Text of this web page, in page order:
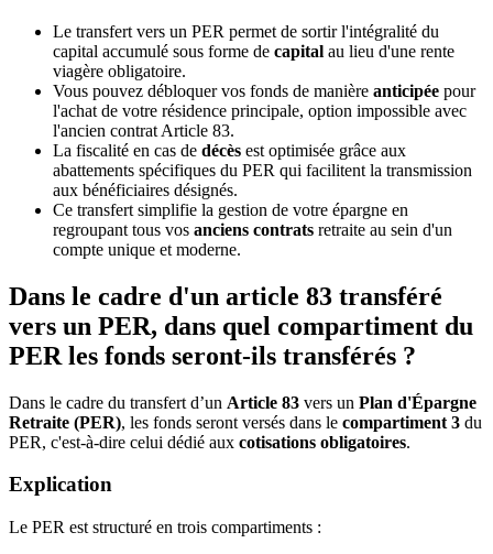
Le transfert vers un PER permet de sortir l'intégralité du
capital accumulé sous forme de capital au lieu d'une rente
viagère obligatoire.
Vous pouvez débloquer vos fonds de manière anticipée pour
l'achat de votre résidence principale, option impossible avec
l'ancien contrat Article 83.
La fiscalité en cas de décès est optimisée grâce aux
abattements spécifiques du PER qui facilitent la transmission
aux bénéficiaires désignés.
Ce transfert simplifie la gestion de votre épargne en
regroupant tous vos anciens contrats retraite au sein d'un
compte unique et moderne.
Dans le cadre d'un article 83 transféré
vers un PER, dans quel compartiment du
PER les fonds seront-ils transférés ?
Dans le cadre du transfert d’un Article 83 vers un Plan d'Épargne
Retraite (PER), les fonds seront versés dans le compartiment 3 du
PER, c'est-à-dire celui dédié aux cotisations obligatoires.
Explication
Le PER est structuré en trois compartiments :